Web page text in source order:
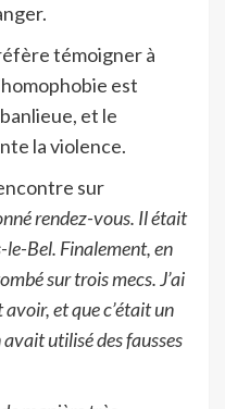
témoigner à
est
et le
la violence.
sur
rendez-vous. Il était
Bel. Finalement, en
sur trois mecs. J’ai
et que c’était un
utilisé des fausses